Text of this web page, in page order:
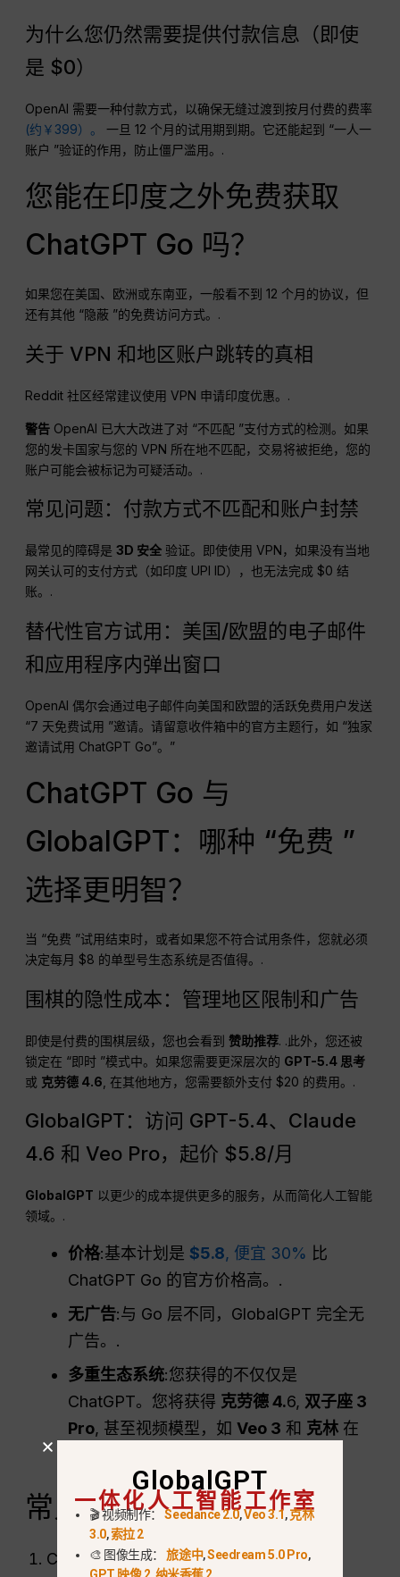
为什么您仍然需要提供付款信息（即使
是 $0）
OpenAI 需要一种付款方式，以确保无缝过渡到按月付费的费率
(约￥399）。一旦 12 个月的试用期到期。它还能起到 “一人一
账户 ”验证的作用，防止僵尸滥用。.
您能在印度之外免费获取
ChatGPT Go 吗？
如果您在美国、欧洲或东南亚，一般看不到 12 个月的协议，但
还有其他 “隐蔽 ”的免费访问方式。.
关于 VPN 和地区账户跳转的真相
Reddit 社区经常建议使用 VPN 申请印度优惠。.
警告 OpenAI 已大大改进了对 “不匹配 ”支付方式的检测。如果
您的发卡国家与您的 VPN 所在地不匹配，交易将被拒绝，您的
账户可能会被标记为可疑活动。.
常见问题：付款方式不匹配和账户封禁
最常见的障碍是3D 安全 验证。即使使用 VPN，如果没有当地
网关认可的支付方式（如印度 UPI ID），也无法完成 $0 结
账。.
替代性官方试用：美国/欧盟的电子邮件
和应用程序内弹出窗口
OpenAI 偶尔会通过电子邮件向美国和欧盟的活跃免费用户发送
“7 天免费试用 ”邀请。请留意收件箱中的官方主题行，如 “独家
邀请试用 ChatGPT Go”。”
ChatGPT Go 与
GlobalGPT：哪种 “免费 ”
选择更明智？
当 “免费 ”试用结束时，或者如果您不符合试用条件，您就必须
决定每月 $8 的单型号生态系统是否值得。.
围棋的隐性成本：管理地区限制和广告
即使是付费的围棋层级，您也会看到赞助推荐. .此外，您还被
锁定在 “即时 ”模式中。如果您需要更深层次的 GPT-5.4 思考
或 克劳德 4.6 , 在其他地方，您需要额外支付 $20 的费用。.
GlobalGPT：访问 GPT-5.4、Claude
4.6 和 Veo Pro，起价 $5.8/月
GlobalGPT 以更少的成本提供更多的服务，从而简化人工智能
领域。.
价格:基本计划是$5.8, 便宜 30% 比
ChatGPT Go 的官方价格高。.
无广告:与 Go 层不同，GlobalGPT 完全无
广告。.
多重生态系统:您获得的不仅仅是
ChatGPT。您将获得 克劳德 4.6, 双子座 3
Pro, 甚至视频模型，如Veo 3 和 克林 在
常见问题：
ChatGPT Go 有广告吗？
GlobalGPT
一体化人工智能工作室
🎬 视频制作：Seedance 2.0,Veo 3.1,克林
3.0,索拉 2
🎨 图像生成：旅途中,Seedream 5.0 Pro,